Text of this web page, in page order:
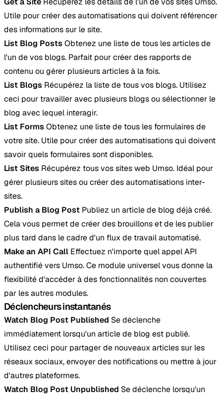
Utile pour créer des automatisations qui doivent référencer
des informations sur le site.
List Blog PostsObtenez une liste de tous les articles de
l'un de vos blogs. Parfait pour créer des rapports de
contenu ou gérer plusieurs articles à la fois.
List Blogs Récupérez la liste de tous vos blogs. Utilisez
ceci pour travailler avec plusieurs blogs ou sélectionner le
blog avec lequel interagir.
List FormsObtenez une liste de tous les formulaires de
votre site. Utile pour créer des automatisations qui doivent
savoir quels formulaires sont disponibles.
List Sites Récupérez tous vos sites web Umso. Idéal pour
gérer plusieurs sites ou créer des automatisations inter-
sites.
Publish a Blog Post Publiez un article de blog déjà créé.
Cela vous permet de créer des brouillons et de les publier
plus tard dans le cadre d'un flux de travail automatisé.
Make an API Call Effectuez n'importe quel appel API
authentifié vers Umso. Ce module universel vous donne la
flexibilité d'accéder à des fonctionnalités non couvertes
par les autres modules.
Déclencheurs instantanés
Watch Blog Post Published Se déclenche
immédiatement lorsqu'un article de blog est publié.
Utilisez ceci pour partager de nouveaux articles sur les
réseaux sociaux, envoyer des notifications ou mettre à jour
d'autres plateformes.
Watch Blog Post Unpublished Se déclenche lorsqu'un